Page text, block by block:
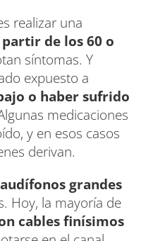
realizar una
de los 60 o
síntomas. Y
expuesto a
o haber sufrido
medicaciones
y en esos casos
derivan.
grandes
Hoy, la mayoría de
cables finísimos